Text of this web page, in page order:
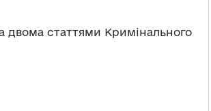
двома статтями Кримінального